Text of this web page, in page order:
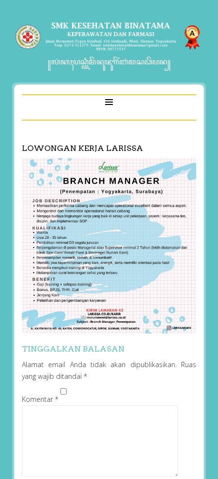
꧋ꦭꦁꦏꦃꦥꦱ꧀ꦠꦶꦩꦼꦤꦸꦗꦸꦒꦼꦂꦧꦁꦩꦱꦣꦼꦥꦤ꧀
LOWONGAN KERJA LARISSA
TINGGALKAN BALASAN
Alamat email Anda tidak akan dipublikasikan. Ruas
yang wajib ditandai *
Komentar *